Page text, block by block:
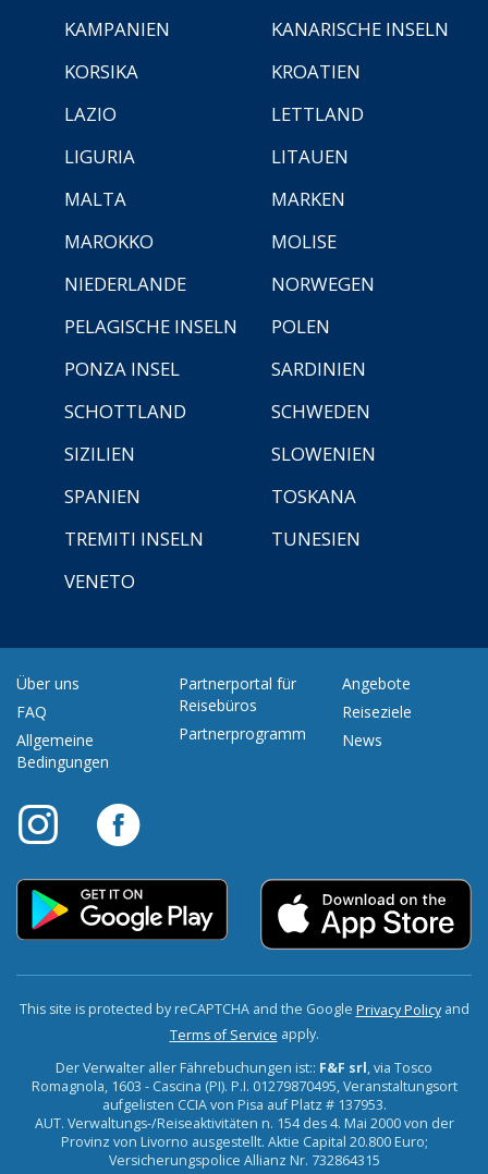
KAMPANIEN
KANARISCHE INSELN
KORSIKA
KROATIEN
LAZIO
LETTLAND
LIGURIA
LITAUEN
MALTA
MARKEN
MAROKKO
MOLISE
NIEDERLANDE
NORWEGEN
PELAGISCHE INSELN
POLEN
PONZA INSEL
SARDINIEN
SCHOTTLAND
SCHWEDEN
SIZILIEN
SLOWENIEN
SPANIEN
TOSKANA
TREMITI INSELN
TUNESIEN
VENETO
Über uns
FAQ
Allgemeine
Bedingungen
Partnerportal für
Reisebüros
Partnerprogramm
Angebote
Reiseziele
News
This site is protected by reCAPTCHA and the Google Privacy Policyand
Terms of Service apply.
Der Verwalter aller Fährebuchungen ist:: F&F srl, via Tosco
Romagnola, 1603 - Cascina (PI). P.I. 01279870495, Veranstaltungsort
aufgelisten CCIA von Pisa auf Platz # 137953.
AUT. Verwaltungs-/Reiseaktivitäten n. 154 des 4. Mai 2000 von der
Provinz von Livorno ausgestellt. Aktie Capital 20.800 Euro;
Versicherungspolice Allianz Nr. 732864315